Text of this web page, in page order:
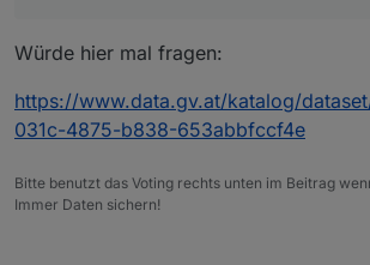
Würde hier mal fragen:
https://www.data.gv.at/katalog/
031c-4875-b838-653abbfccf4e
Bitte benutzt das Voting rechts unten im Beitrag
Immer Daten sichern!